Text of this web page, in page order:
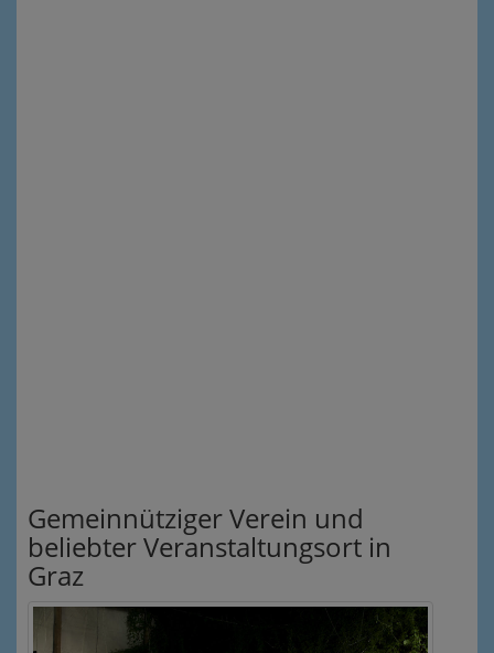
Gemeinnütziger Verein und
beliebter Veranstaltungsort in
Graz